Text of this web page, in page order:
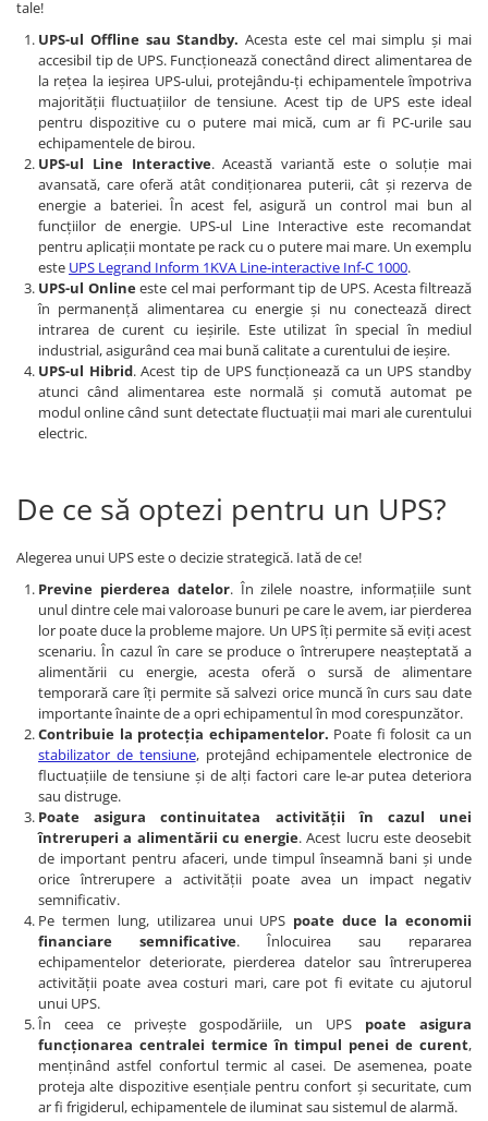
tale!
UPS-ul Offline sau Standby. Acesta este cel mai simplu și mai
accesibil tip de UPS. Funcționează conectând direct alimentarea de
la rețea la ieșirea UPS-ului, protejându-ți echipamentele împotriva
majorității fluctuațiilor de tensiune. Acest tip de UPS este ideal
pentru dispozitive cu o putere mai mică, cum ar fi PC-urile sau
echipamentele de birou.
UPS-ul Line Interactive. Această variantă este o soluție mai
avansată, care oferă atât condiționarea puterii, cât și rezerva de
energie a bateriei. În acest fel, asigură un control mai bun al
funcțiilor de energie. UPS-ul Line Interactive este recomandat
pentru aplicații montate pe rack cu o putere mai mare. Un exemplu
este UPS Legrand Inform 1KVA Line-interactive Inf-C 1000.
UPS-ul Onlineeste cel mai performant tip de UPS. Acesta filtrează
în permanență alimentarea cu energie și nu conectează direct
intrarea de curent cu ieșirile. Este utilizat în special în mediul
industrial, asigurând cea mai bună calitate a curentului de ieșire.
UPS-ul Hibrid. Acest tip de UPS funcționează ca un UPS standby
atunci când alimentarea este normală și comută automat pe
modul online când sunt detectate fluctuații mai mari ale curentului
electric.
De ce să optezi pentru un UPS?
Alegerea unui UPS este o decizie strategică. Iată de ce!
Previne pierderea datelor. În zilele noastre, informațiile sunt
unul dintre cele mai valoroase bunuri pe care le avem, iar pierderea
lor poate duce la probleme majore. Un UPS îți permite să eviți acest
scenariu. În cazul în care se produce o întrerupere neașteptată a
alimentării cu energie, acesta oferă o sursă de alimentare
temporară care îți permite să salvezi orice muncă în curs sau date
importante înainte de a opri echipamentul în mod corespunzător.
Contribuie la protecția echipamentelor. Poate fi folosit ca un
stabilizator de tensiune, protejând echipamentele electronice de
fluctuațiile de tensiune și de alți factori care le-ar putea deteriora
sau distruge.
Poate asigura continuitatea activității în cazul unei
întreruperi a alimentării cu energie. Acest lucru este deosebit
de important pentru afaceri, unde timpul înseamnă bani și unde
orice întrerupere a activității poate avea un impact negativ
semnificativ.
Pe termen lung, utilizarea unui UPS poate duce la economii
financiare semnificative. Înlocuirea sau repararea
echipamentelor deteriorate, pierderea datelor sau întreruperea
activității poate avea costuri mari, care pot fi evitate cu ajutorul
unui UPS.
În ceea ce privește gospodăriile, un UPS poate asigura
funcționarea centralei termice în timpul penei de curent,
menținând astfel confortul termic al casei. De asemenea, poate
proteja alte dispozitive esențiale pentru confort și securitate, cum
ar fi frigiderul, echipamentele de iluminat sau sistemul de alarmă.